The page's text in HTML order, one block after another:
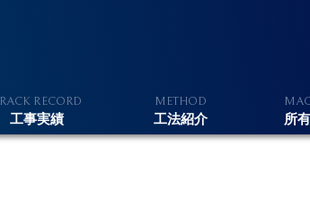
RACK R ECORD
工事実績
M ETHOD
工法紹介
M
所